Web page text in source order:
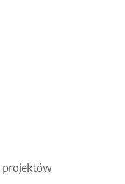
projektów